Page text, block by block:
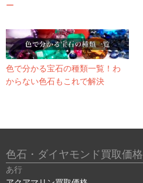
ー
色で分かる宝石の種類一覧！わ
からない色石もこれで解決
色石・ダイヤモンド買取価格
あ行